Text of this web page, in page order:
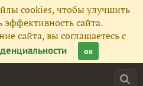
cookies, чтобы улучшить
эффективность сайта.
сайта, вы соглашаетесь с
ок